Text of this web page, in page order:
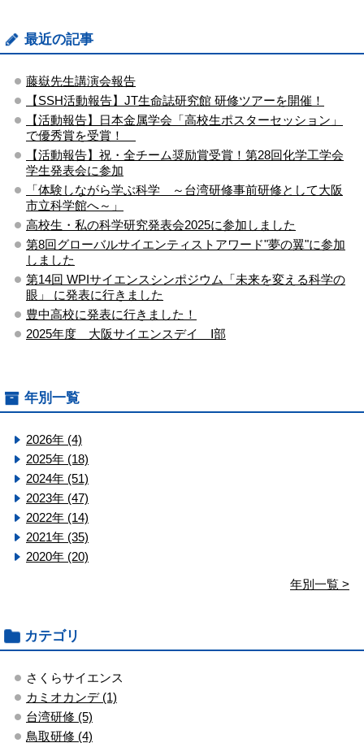
最近の記事
藤嶽先生講演会報告
【SSH活動報告】JT生命誌研究館 研修ツアーを開催！
【活動報告】日本金属学会「高校生ポスターセッション」
で優秀賞を受賞！
【活動報告】祝・全チーム奨励賞受賞！第28回化学工学会
学生発表会に参加
「体験しながら学ぶ科学 ～台湾研修事前研修として大阪
市立科学館へ～」
高校生・私の科学研究発表会2025に参加しました
第8回グローバルサイエンティストアワード"夢の翼"に参加
しました
第14回 WPIサイエンスシンポジウム「未来を変える科学の
眼」 に発表に行きました
豊中高校に発表に行きました！
2025年度 大阪サイエンスデイ Ⅰ部
年別一覧
2026年 (4)
2025年 (18)
2024年 (51)
2023年 (47)
2022年 (14)
2021年 (35)
2020年 (20)
年別一覧 >
カテゴリ
さくらサイエンス
カミオカンデ (1)
台湾研修 (5)
鳥取研修 (4)